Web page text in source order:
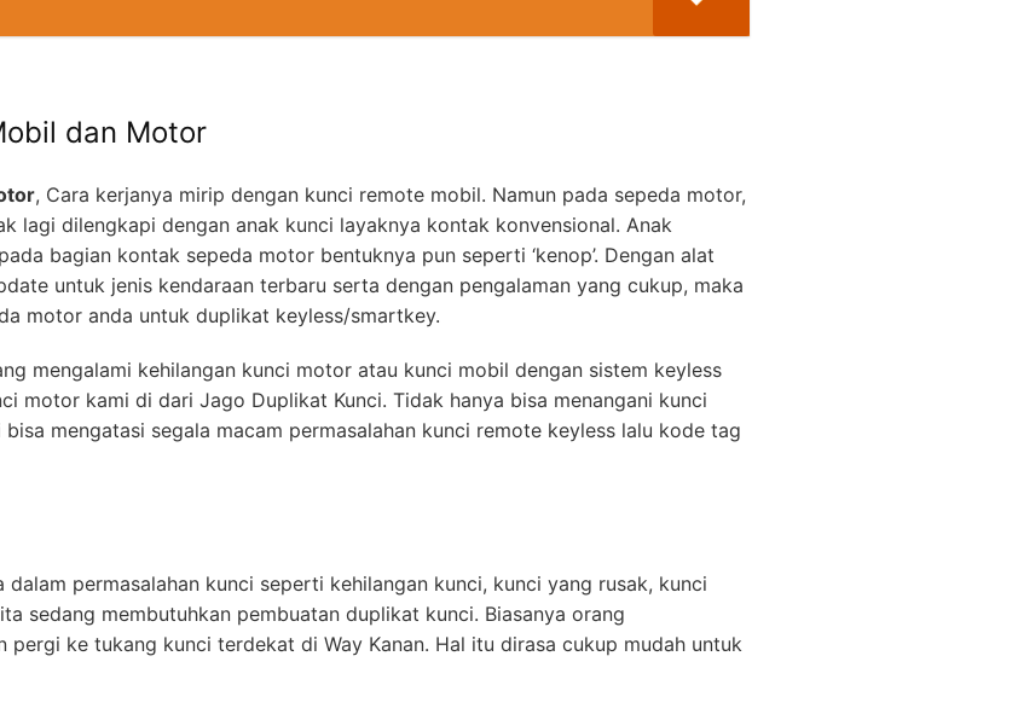
dan Motor
, Cara kerjanya mirip dengan kunci remote mobil. Namun pada sepeda motor,
lagi dilengkapi dengan anak kunci layaknya kontak konvensional. Anak
bagian kontak sepeda motor bentuknya pun seperti ‘kenop’. Dengan alat
untuk jenis kendaraan terbaru serta dengan pengalaman yang cukup, maka
motor anda untuk duplikat keyless/smartkey.
mengalami kehilangan kunci motor atau kunci mobil dengan sistem keyless
motor kami di dari Jago Duplikat Kunci. Tidak hanya bisa menangani kunci
mengatasi segala macam permasalahan kunci remote keyless lalu kode tag
dalam permasalahan kunci seperti kehilangan kunci, kunci yang rusak, kunci
sedang membutuhkan pembuatan duplikat kunci. Biasanya orang
pergi ke tukang kunci terdekat di Way Kanan. Hal itu dirasa cukup mudah untuk